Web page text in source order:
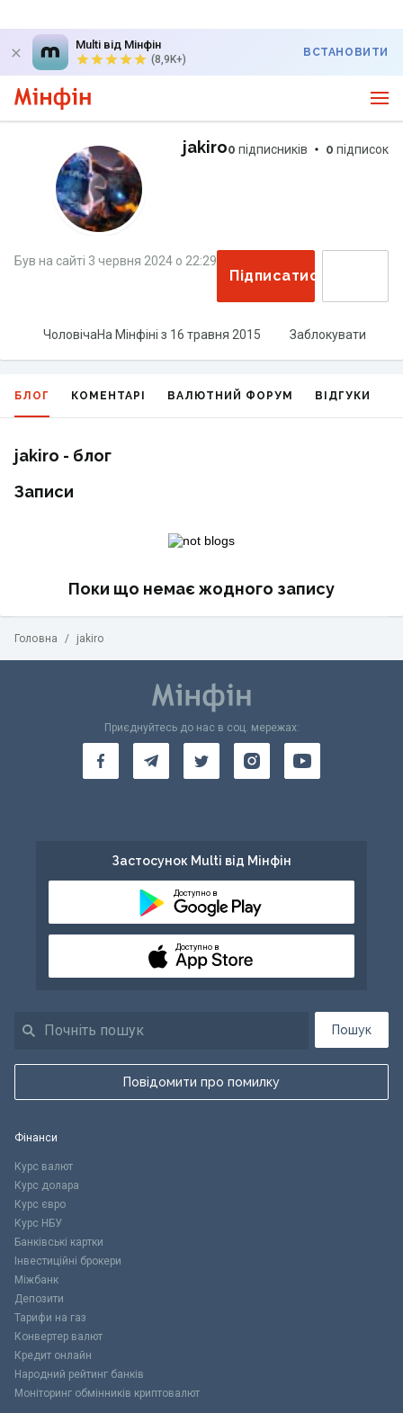
Multi від Мінфін
(8,9K+)
ВСТАНОВИТИ
jakiro0 підписників 0 підписок
Був на сайті 3 червня 2024 о 22:29
Підписатися
ЧоловічаНа Мінфіні з 16 травня 2015 Заблокувати
БЛОГ КОМЕНТАРІ ВАЛЮТНИЙ ФОРУМ ВІДГУКИ
jakiro - блог
Записи
Поки що немає жодного запису
Головна / jakiro
Пошук
Повідомити про помилку
Приєднуйтесь до нас в соц. мережах:
Застосунок Multi від Мінфін
Доступно в
Доступно в
Фінанси
Курс валют
Курс долара
Курс євро
Курс НБУ
Банківські картки
Інвестиційні брокери
Міжбанк
Депозити
Тарифи на газ
Конвертер валют
Кредит онлайн
Народний рейтинг банків
Моніторинг обмінників криптовалют